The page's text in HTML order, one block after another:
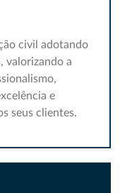
civil adotando
valorizando a
e
seus clientes.